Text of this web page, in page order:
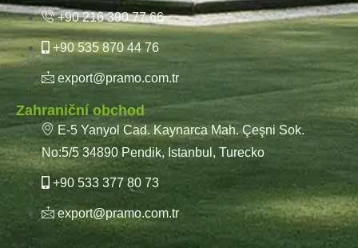
+90 216 390 77 66
+90 535 870 44 76
export@pramo.com.tr
Zahraniční obchod
E-5 Yanyol Cad. Kaynarca Mah. Çeşni Sok.
No:5/5 34890 Pendik, Istanbul, Turecko
+90 533 377 80 73
export@pramo.com.tr